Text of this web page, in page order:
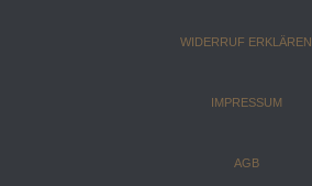
WIDERRUF ERKLÄREN
IMPRESSUM
AGB